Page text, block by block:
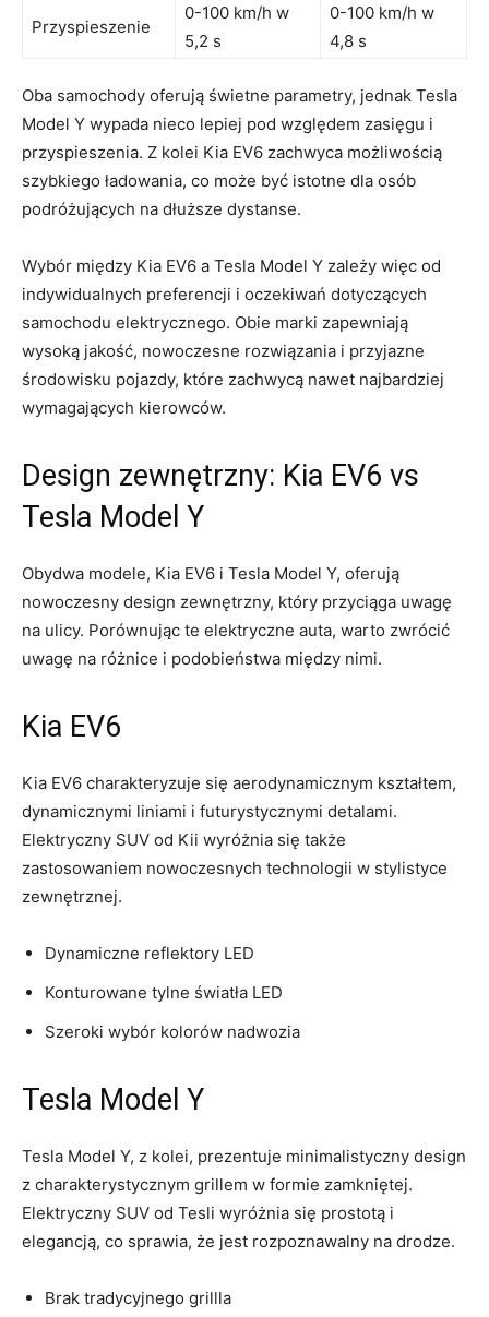
Przyspieszenie
0-100‌ km/h w
5,2 s
0-100 km/h w
4,8 s
Oba samochody oferują świetne parametry, jednak Tesla
Model Y wypada nieco lepiej pod względem zasięgu i
przyspieszenia. Z kolei Kia EV6 zachwyca możliwością
szybkiego ładowania, co może być istotne dla osób
podróżujących na dłuższe dystanse.
Wybór między Kia EV6 a Tesla Model Y zależy więc od
indywidualnych preferencji i oczekiwań dotyczących
samochodu elektrycznego. Obie marki zapewniają
wysoką jakość, nowoczesne rozwiązania i przyjazne
środowisku pojazdy, które zachwycą nawet najbardziej
wymagających kierowców.
Design zewnętrzny: Kia EV6 vs
Tesla Model Y
Obydwa modele,⁢ Kia EV6 i ‌Tesla Model Y, oferują
nowoczesny design⁤ zewnętrzny, który przyciąga ⁢uwagę⁢
na ulicy. Porównując te elektryczne auta, ​warto zwrócić
uwagę na ⁤różnice i podobieństwa⁢ między nimi.
Kia EV6
Kia EV6 charakteryzuje się aerodynamicznym kształtem,
dynamicznymi liniami i futurystycznymi detalami.
Elektryczny SUV od Kii wyróżnia się także
zastosowaniem nowoczesnych technologii ⁤w stylistyce
zewnętrznej.
Dynamiczne reflektory LED
Konturowane‍ tylne światła LED
Szeroki wybór kolorów⁢ nadwozia
Tesla Model Y
Tesla Model⁣ Y, z kolei, prezentuje ‍minimalistyczny design
z ⁤charakterystycznym grillem w formie zamkniętej.
Elektryczny SUV od Tesli wyróżnia się prostotą ⁤i
elegancją, co sprawia, że jest⁤ rozpoznawalny na drodze.
Brak tradycyjnego grillla